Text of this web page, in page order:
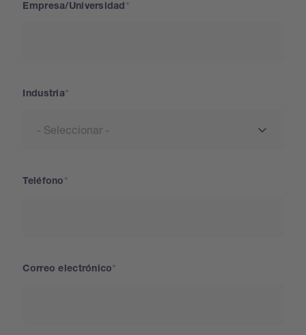
Empresa/Universidad
Industria
Teléfono
Correo electrónico